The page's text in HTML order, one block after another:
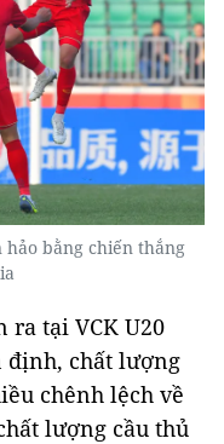
hảo bằng chiến thắng
ra tại VCK U20
định, chất lượng
chênh lệch về
lượng cầu thủ